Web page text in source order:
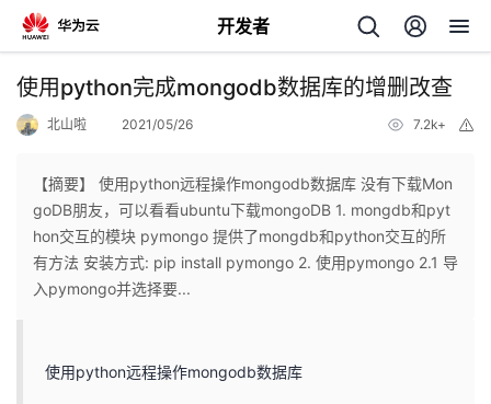
开发者
返
个
使用python完成mongodb数据库的增删改查
北山啦 2021/05/26 7.2k+
【摘要】 使用python远程操作mongodb数据库 没有下载Mon
goDB朋友，可以看看ubuntu下载mongoDB 1. mongdb和pyt
hon交互的模块 pymongo 提供了mongdb和python交互的所
有方法 安装方式: pip install pymongo 2. 使用pymongo 2.1 导
入pymongo并选择要...
使用python远程操作mongodb数据库